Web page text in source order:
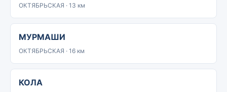
ОКТЯБРЬСКАЯ · 13 км
МУРМАШИ
ОКТЯБРЬСКАЯ · 16 км
КОЛА